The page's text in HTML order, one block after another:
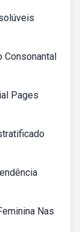
Consonantal
Pages
Nas